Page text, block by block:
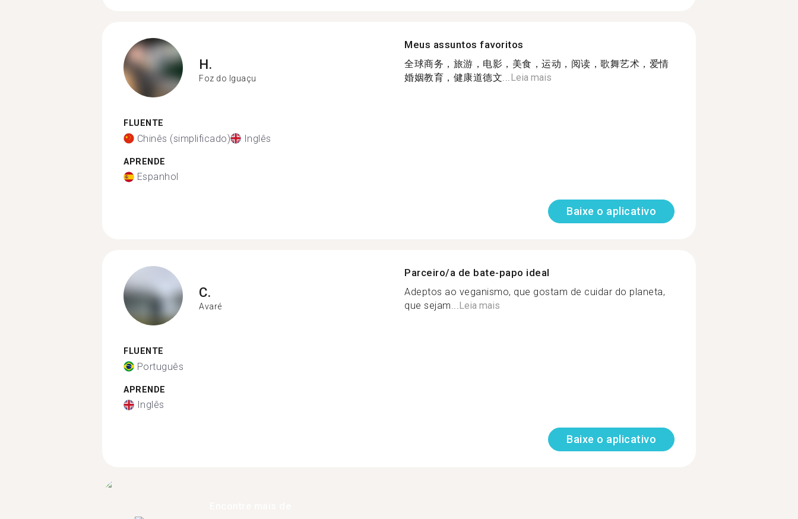
H.
Foz do Iguaçu
FLUENTE
Chinês (simplificado) Inglês
APRENDE
Espanhol
Meus assuntos favoritos
全球商务，旅游，电影，美食，运动，阅读，歌舞艺术，爱情
婚姻教育，健康道德文...Leia mais
Baixe o aplicativo
C.
Avaré
FLUENTE
Português
APRENDE
Inglês
Parceiro/a de bate-papo ideal
Adeptos ao veganismo, que gostam de cuidar do planeta,
que sejam...Leia mais
Baixe o aplicativo